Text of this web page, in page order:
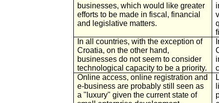
businesses, which would like greater
efforts to be made in fiscal, financial
and legislative matters.
In all countries, with the exception of
Croatia, on the other hand,
businesses do not seem to consider
technological capacity to be a priority.
Online access, online registration and
e-business are probably still seen as
a "luxury" given the current state of